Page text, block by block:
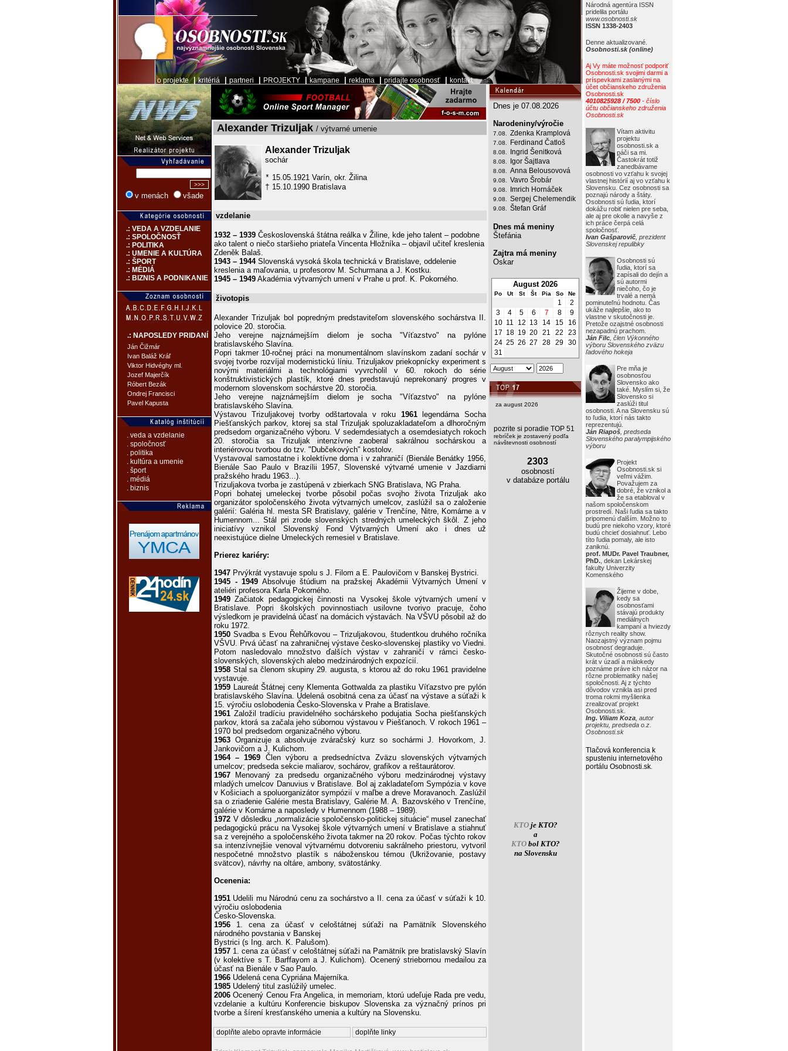
o projekte|kritériá partneri PROJEKTY kampane reklama pridajte osobnosť kontakt
Národná agentúra ISSN
pridelila portálu
www.osobnosti.sk
ISSN 1338-2403
Denne aktualizované.
Osobnosti.sk (online)
Aj Vy máte možnosť podporiť
Osobnosti.sk svojimi darmi a
príspevkami zaslanými na
účet občianskeho združenia
Osobnosti.sk
4010825928 / 7500 - číslo
účtu občianskeho združenia
Osobnosti.sk
Vítam aktivitu
projektu
osobnosti.sk a
páči sa mi.
Častokrát totiž
zanedbávame
osobnosti vo vzťahu k svojej
vlastnej histórií aj vo vzťahu k
Slovensku. Cez osobnosti sa
poznajú národy a štáty.
Osobnosti sú ľudia, ktorí
dokážu robiť nielen pre seba,
ale aj pre okolie a navyše z
ich práce čerpá celá
spoločnosť.
Ivan Gašparovič , prezident
Slovenskej repulibky
Osobnosti sú
ľudia, ktorí sa
zapísali do dejín a
sú autormi
niečoho, čo je
trvalé a nemá
pominuteľnú hodnotu. Čas
ukáže najlepšie, ako to
vlastne v skutočnosti je.
Pretože ozajstné osobnosti
nezapadnú prachom.
Ján Filc , člen Výkonného
výboru Slovenského zväzu
ľadového hokeja
Pre mňa je
osobnosťou
Slovensko ako
také. Myslím si, že
Slovensko si
zaslúži titul
osobnosti. A na Slovensku sú
to ľudia, ktorí nás takto
reprezentujú.
Ján Riapoš , predseda
Slovenského paralympijského
výboru
Projekt
Osobnosti.sk si
veľmi vážim.
Považujem za
dobré, že vznikol a
že sa etabloval v
našom spoločenskom
prostredí. Naši ľudia sa takto
pripomenú ďalším. Možno to
budú pre niekoho vzory, ktoré
budú chcieť dosiahnuť. Lebo
títo ľudia pomaly, ale isto
zaniknú.
prof. MUDr. Pavel Traubner,
PhD. , dekan Lekárskej
fakulty Univerzity
Komenského
Žijeme v dobe,
kedy sa
osobnosťami
stávajú produkty
mediálnych
kampaní a hviezdy
rôznych reality show.
Naozajstný význam pojmu
osobnosť degraduje.
Skutočné osobnosti sú často
krát v úzadí a málokedy
poznáme práve ich názor na
rôzne problematiky našej
spoločnosti. Aj z týchto
dôvodov vznikla asi pred
troma rokmi myšlienka
zrealizovať projekt
Osobnosti.sk.
Ing. Viliam Koza , autor
projektu, predseda o.z.
Osobnosti.sk
Tlačová konferencia k
spusteniu internetového
portálu Osobnosti.sk
v menách všade
.: VEDA A VZDELANIE
.: SPOLOČNOSŤ
.: POLITIKA
.: UMENIE A KULTÚRA
.: ŠPORT
.: MÉDIÁ
.: BIZNIS A PODNIKANIE
.: NAPOSLEDY PRIDANÍ
Ján Čižmár
Ivan Baláž Kráľ
Viktor Hidvéghy ml.
Jozef Majerčík
Róbert Bezák
Ondrej Francisci
Pavel Kapusta
. veda a vzdelanie
. spoločnosť
. politika
. kultúra a umenie
. šport
. médiá
. biznis
Alexander Trizuljak / výtvarné umenie
Alexander Trizuljak
sochár
* 15.05.1921 Varín, okr. Žilina
† 15.10.1990 Bratislava
vzdelanie
1932 – 1939 Československá štátna reálka v Žiline, kde jeho talent – podobne
ako talent o niečo staršieho priateľa Vincenta Hložníka – objavil učiteľ kreslenia
Zdeněk Balaš.
1943 – 1944Slovenská vysoká škola technická v Bratislave, oddelenie
kreslenia a maľovania, u profesorov M. Schurmana a J. Kostku.
1945 – 1949 Akadémia výtvarných umení v Prahe u prof. K. Pokorného.
životopis
Alexander Trizuljak bol popredným predstaviteľom slovenského sochárstva II.
polovice 20. storočia.
Jeho verejne najznámejším dielom je socha "Víťazstvo" na pylóne
bratislavského Slavína.
Popri takmer 10-ročnej práci na monumentálnom slavínskom zadaní sochár v
svojej tvorbe rozvíjal modernistickú líniu. Trizuljakov priekopnícky experiment s
novými materiálmi a technológiami vyvrcholil v 60. rokoch do série
konštruktivistických plastík, ktoré dnes predstavujú neprekonaný progres v
modernom slovenskom sochárstve 20. storočia.
Jeho verejne najznámejším dielom je socha "Víťazstvo" na pylóne
bratislavského Slavína.
Výstavou Trizuljakovej tvorby odštartovala v roku 1961legendárna Socha
Piešťanských parkov, ktorej sa stal Trizuljak spoluzakladateľom a dlhoročným
predsedom organizačného výboru. V sedemdesiatych a osemdesiatych rokoch
20. storočia sa Trizuljak intenzívne zaoberal sakrálnou sochárskou a
interiérovou tvorbou do tzv. "Dubčekových" kostolov.
Vystavoval samostatne i kolektívne doma i v zahraničí (Bienále Benátky 1956,
Bienále Sao Paulo v Brazílii 1957, Slovenské výtvarné umenie v Jazdiarni
pražského hradu 1963...).
Trizuljakova tvorba je zastúpená v zbierkach SNG Bratislava, NG Praha.
Popri bohatej umeleckej tvorbe pôsobil počas svojho života Trizuljak ako
organizátor spoločenského života výtvarných umelcov, zaslúžil sa o založenie
galérií: Galéria hl. mesta SR Bratislavy, galérie v Trenčíne, Nitre, Komárne a v
Humennom... Stál pri zrode slovenských stredných umeleckých škôl. Z jeho
iniciatívy vznikol Slovenský Fond Výtvarných Umení ako i dnes už
neexistujúce dielne Umeleckých remesiel v Bratislave.
Prierez kariéry:
1947 Prvýkrát vystavuje spolu s J. Filom a E. Paulovičom v Banskej Bystrici.
1945 - 1949 Absolvuje štúdium na pražskej Akadémii Výtvarných Umení v
ateliéri profesora Karla Pokorného.
1949 Začiatok pedagogickej činnosti na Vysokej škole výtvarných umení v
Bratislave. Popri školských povinnostiach usilovne tvorivo pracuje, čoho
výsledkom je pravidelná účasť na domácich výstavách. Na VŠVU pôsobil až do
roku 1972.
1950 Svadba s Evou Řehůřkovou – Trizuljakovou, študentkou druhého ročníka
VŠVU. Prvá účasť na zahraničnej výstave česko-slovenskej plastiky vo Viedni.
Potom nasledovalo množstvo ďalších výstav v zahraničí v rámci česko-
slovenských, slovenských alebo medzinárodných expozícií.
1958 Stal sa členom skupiny 29. augusta, s ktorou až do roku 1961 pravidelne
vystavuje.
1959 Laureát Štátnej ceny Klementa Gottwalda za plastiku Víťazstvo pre pylón
bratislavského Slavína. Udelená osobitná cena za účasť na výstave a súťaži k
15. výročiu oslobodenia Česko-Slovenska v Prahe a Bratislave.
1961 Založil tradíciu pravidelného sochárskeho podujatia Socha piešťanských
parkov, ktorá sa začala jeho súbornou výstavou v Piešťanoch. V rokoch 1961 –
1970 bol predsedom organizačného výboru.
1963 Organizuje a absolvuje zváračský kurz so sochármi J. Hovorkom, J.
Jankovičom a J. Kulichom.
1964 – 1969 Člen výboru a predsedníctva Zväzu slovenských výtvarných
umelcov; predseda sekcie maliarov, sochárov, grafikov a reštaurátorov.
1967 Menovaný za predsedu organizačného výboru medzinárodnej výstavy
mladých umelcov Danuvius v Bratislave. Bol aj zakladateľom Sympózia v kove
v Košiciach a spoluorganizátor sympózií v maľbe a dreve Moravanoch. Zaslúžil
sa o zriadenie Galérie mesta Bratislavy, Galérie M. A. Bazovského v Trenčíne,
galérie v Komárne a naposledy v Humennom (1988 – 1989).
1972 V dôsledku „normalizácie spoločensko-politickej situácie“ musel zanechať
pedagogickú prácu na Vysokej škole výtvarných umení v Bratislave a stiahnuť
sa z verejného a spoločenského života takmer na 20 rokov. Počas týchto rokov
sa intenzívnejšie venoval výtvarnému dotvoreniu sakrálneho priestoru, vytvoril
nespočetné množstvo plastík s náboženskou témou (Ukrižovanie, postavy
svätcov), návrhy na oltáre, ambony, svätostánky.
Ocenenia:
1951 Udelili mu Národnú cenu za sochárstvo a II. cena za účasť v súťaži k 10.
výročiu oslobodenia
Česko-Slovenska.
1956 1. cena za účasť v celoštátnej súťaži na Pamätník Slovenského
národného povstania v Banskej
Bystrici (s Ing. arch. K. Palušom).
1957 1. cena za účasť v celoštátnej súťaži na Pamätník pre bratislavský Slavín
(v kolektíve s T. Barffayom a J. Kulichom). Ocenený striebornou medailou za
účasť na Bienále v Sao Paulo.
1966 Udelená cena Cypriána Majerníka.
1985 Udelený titul zaslúžilý umelec.
2006 Ocenený Cenou Fra Angelica, in memoriam, ktorú udeľuje Rada pre vedu,
vzdelanie a kultúru Konferencie biskupov Slovenska za význačný prínos pri
tvorbe a šírení kresťanského umenia a kultúry na Slovensku.
doplňte alebo opravte informácie doplňte linky
Dnes je 07.08.2026
Narodeniny/výročie
7.08. Zdenka Kramplová
7.08. Ferdinand Čatloš
8.08. Ingrid Šenitková
8.08. Igor Šajtlava
8.08. Anna Belousovová
9.08. Vavro Šrobár
9.08. Imrich Hornáček
9.08. Sergej Chelemendik
9.08. Štefan Gráf
Dnes má meniny
Štefánia
Zajtra má meniny
Oskar
August 2026
Po Ut St Št Pia So Ne
1
2
3
4 5 6 7 8
9
10 11 12 13 14 15
16
17 18 19 20 21 22
23
24 25 26 27 28 29 30
31
za august 2026
pozrite si poradie TOP 51
rebríček je zostavený podľa
návštevnosti osobností
2303
osobností
v databáze portálu
KTOje KTO?
a
KTObol KTO?
na Slovensku